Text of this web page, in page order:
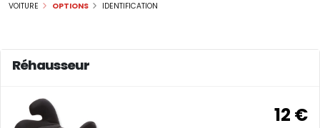
VOITURE OPTIONS IDENTIFICATION
Réhausseur
12 €